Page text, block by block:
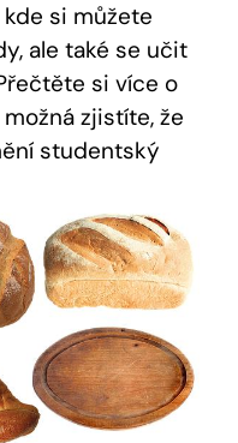
si můžete
ale také se učit
si více o
zjistíte, že
studentský